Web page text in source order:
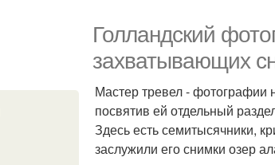
Голландский
захватывающих
Мастер тревел - фотографии
посвятив ей отдельный
Здесь есть семитысячники,
заслужили его снимки озер